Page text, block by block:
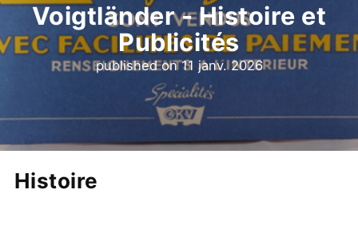
Voigtländer - Histoire et
Publicités
published on11 janv. 2026
Histoire